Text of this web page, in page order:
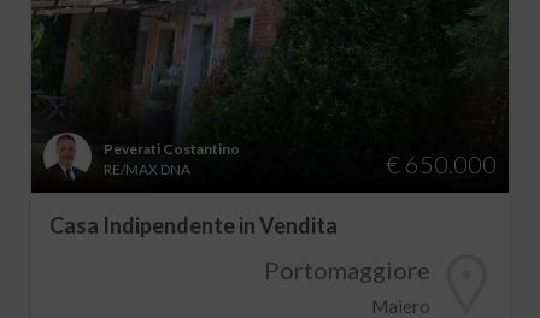
Peverati Costantino
RE/MAX DNA
€ 650.000
Casa Indipendente in Vendita
Portomaggiore
Maiero